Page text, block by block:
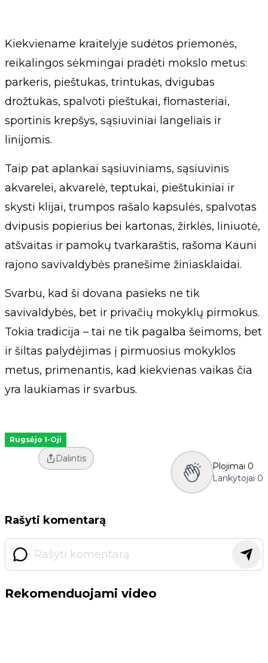
Kiekviename kraitelyje sudėtos priemonės,
reikalingos sėkmingai pradėti mokslo metus:
parkeris, pieštukas, trintukas, dvigubas
drožtukas, spalvoti pieštukai, flomasteriai,
sportinis krepšys, sąsiuviniai langeliais ir
linijomis.
Taip pat aplankai sąsiuviniams, sąsiuvinis
akvarelei, akvarelė, teptukai, pieštukiniai ir
skysti klijai, trumpos rašalo kapsulės, spalvotas
dvipusis popierius bei kartonas, žirklės, liniuotė,
atšvaitas ir pamokų tvarkaraštis, rašoma Kauni
rajono savivaldybės pranešime žiniasklaidai.
Svarbu, kad ši dovana pasieks ne tik
savivaldybės, bet ir privačių mokyklų pirmokus.
Tokia tradicija – tai ne tik pagalba šeimoms, bet
ir šiltas palydėjimas į pirmuosius mokyklos
metus, primenantis, kad kiekvienas vaikas čia
yra laukiamas ir svarbus.
Rugsėjo 1-Oji
Dalintis
Plojimai 0
Lankytojai 0
Rašyti komentarą
Rekomenduojami video